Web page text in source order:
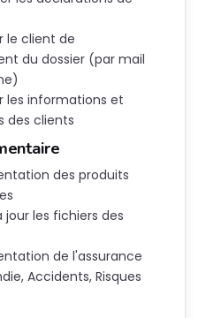
le client de
du dossier (par mail
les informations et
des clients
des produits
jour les fichiers des
de l'assurance
Accidents, Risques